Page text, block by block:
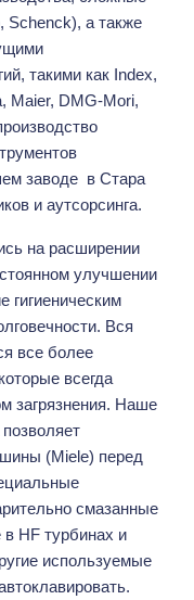
Schenck), а также
такими как Index,
Maier, DMG-Mori,
заводе в Стара
и аутсорсинга.
на расширении
улучшении
гигиеническим
Вся
все более
всегда
загрязнения. Наше
(Miele) перед
смазанные
HF турбинах и
используемые